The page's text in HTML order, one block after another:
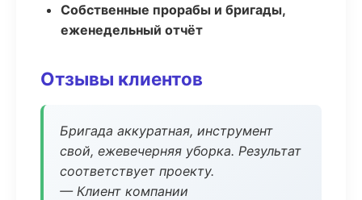
Собственные прорабы и бригады,
еженедельный отчёт
Отзывы клиентов
Бригада аккуратная, инструмент
свой, ежевечерняя уборка. Результат
соответствует проекту.
— Клиент компании